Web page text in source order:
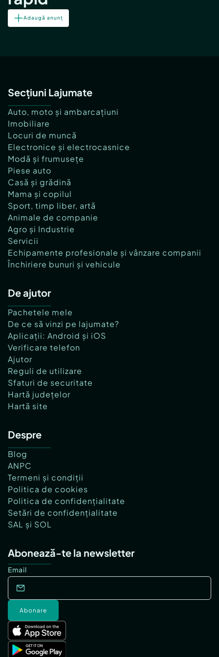
Adaugă anunț
Secțiuni Lajumate
Auto, moto și ambarcațiuni
Imobiliare
Locuri de muncă
Electronice și electrocasnice
Modă și frumusețe
Piese auto
Casă și grădină
Mama și copilul
Sport, timp liber, artă
Animale de companie
Agro și Industrie
Servicii
Echipamente profesionale și vânzare companii
Închiriere bunuri și vehicule
De ajutor
Pachetele mele
De ce să vinzi pe lajumate?
Aplicații: Android și iOS
Verificare telefon
Ajutor
Reguli de utilizare
Sfaturi de securitate
Hartă județelor
Hartă site
Despre
Blog
ANPC
Termeni și condiții
Politica de cookies
Politica de confidențialitate
Setări de confidențialitate
SAL și SOL
Abonează-te la newsletter
Email
Abonare